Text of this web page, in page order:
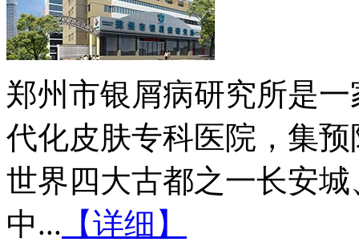
郑州市银屑病研究所是
代化皮肤专科医院，集
世界四大古都之一长安
中... 【详细】